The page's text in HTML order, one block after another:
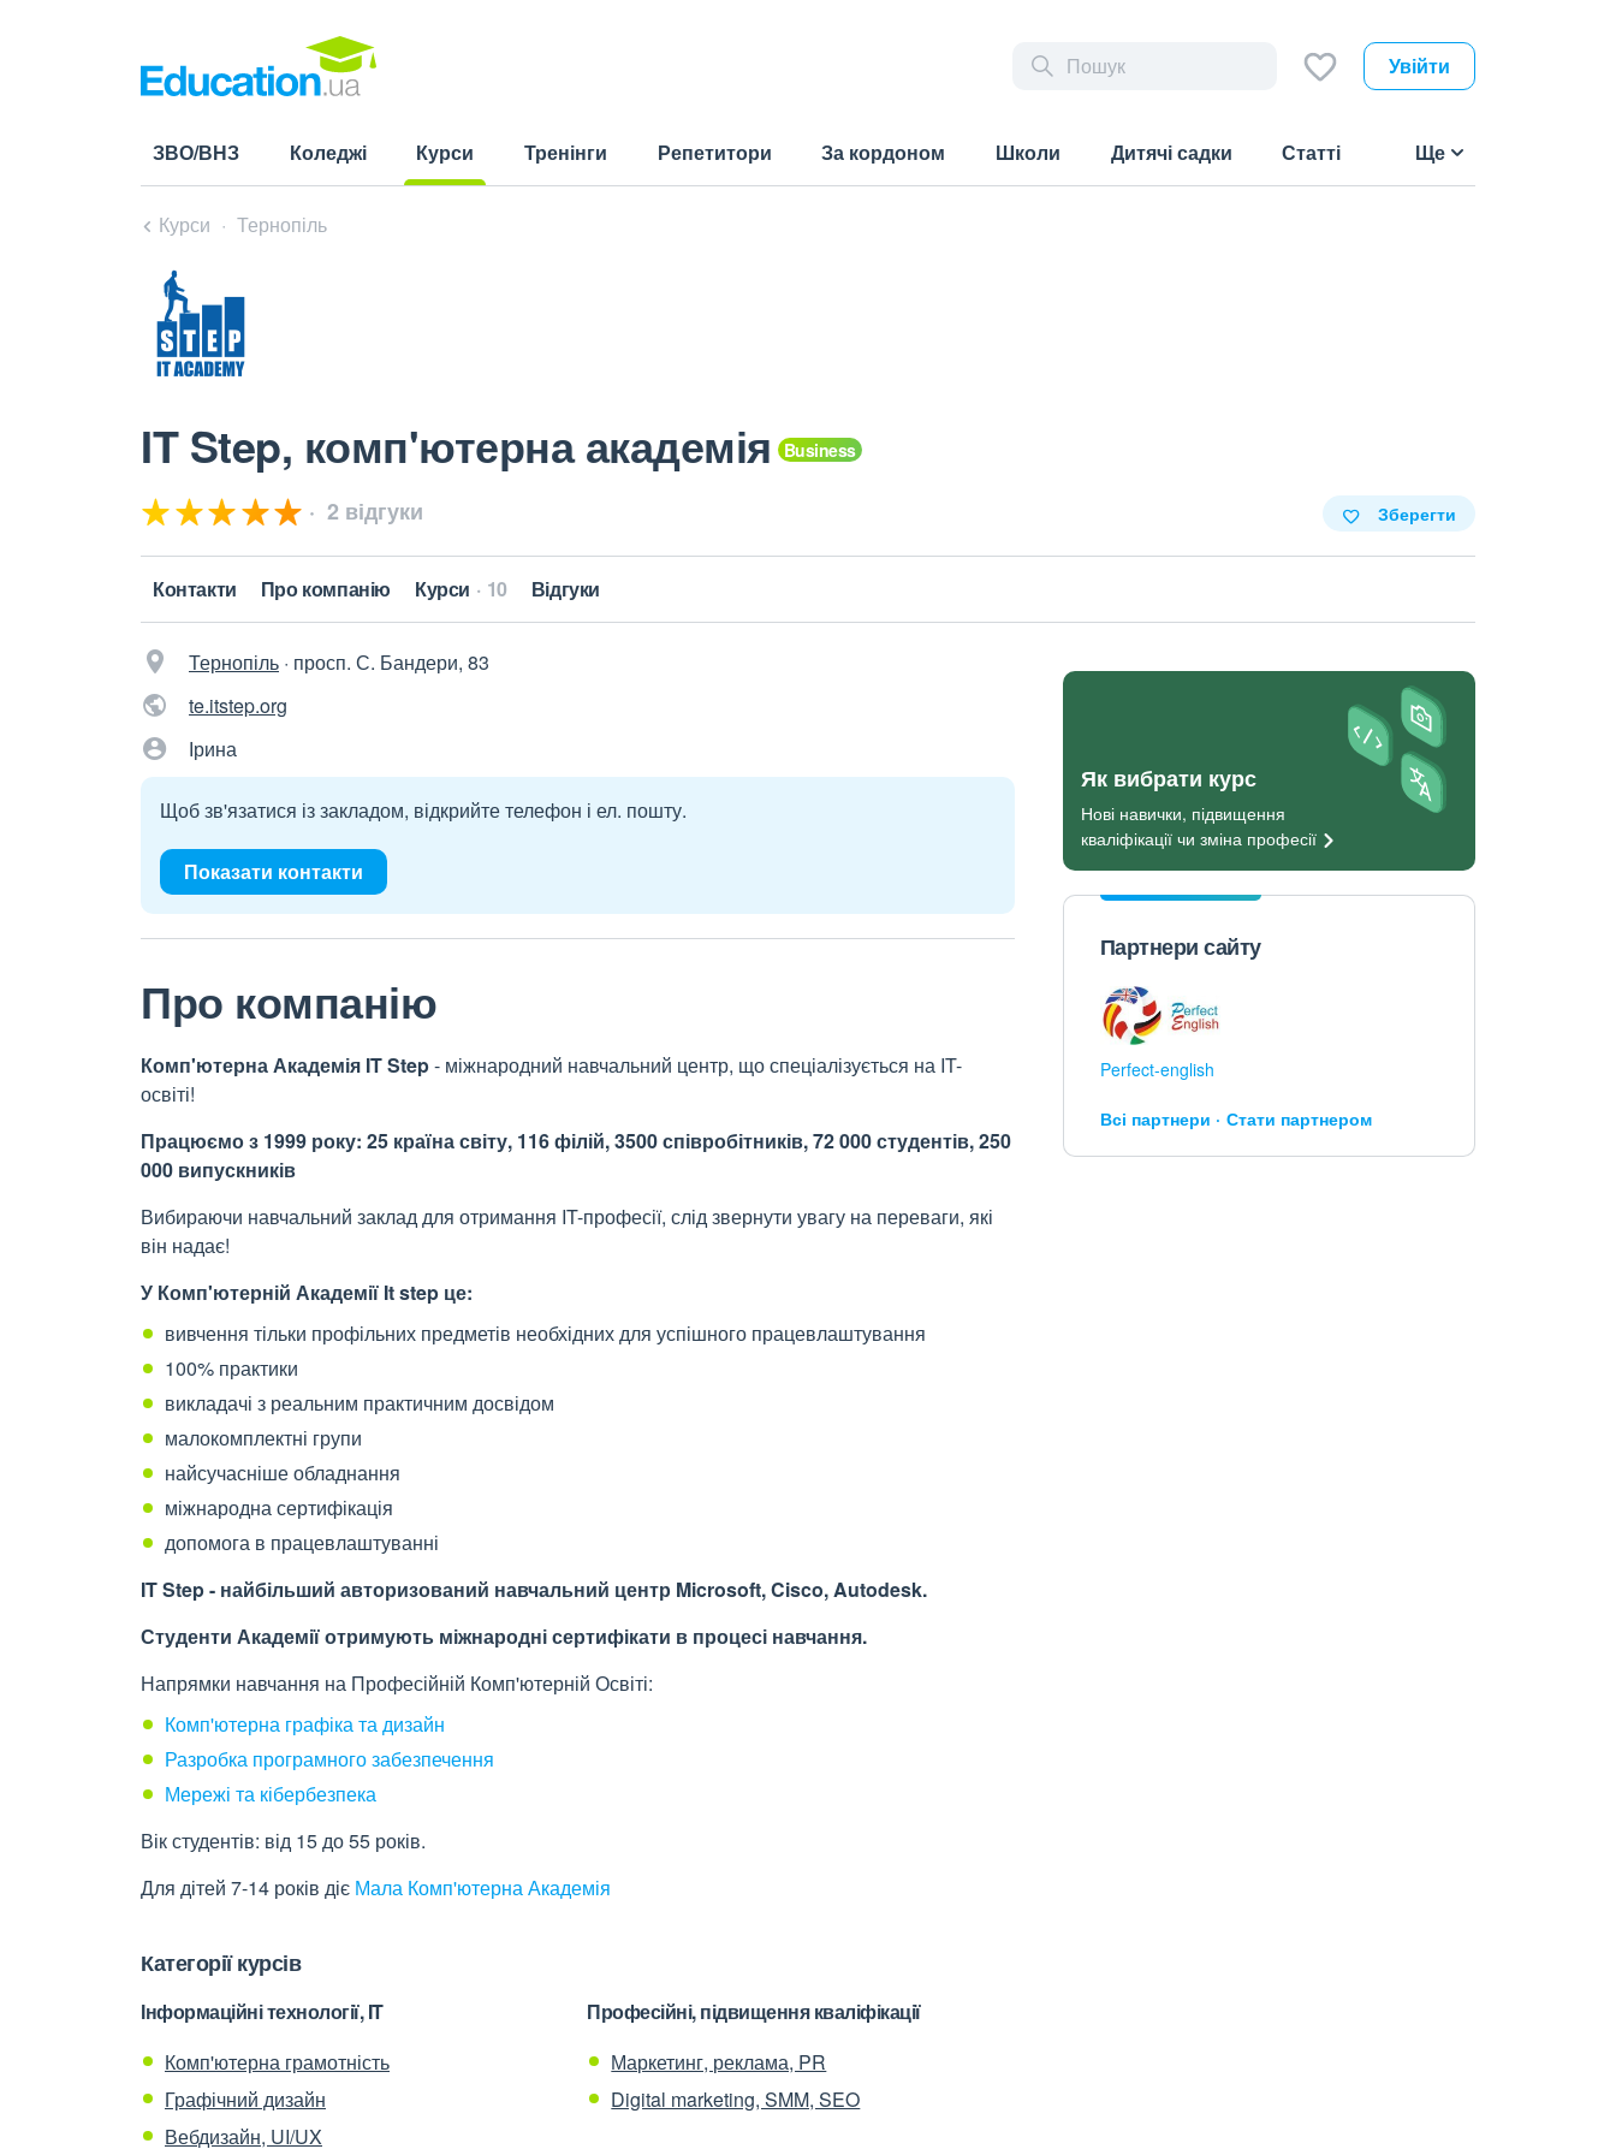
Увійти
ЗВО/ВНЗ Коледжі
Курси
Тренінги Репетитори За кордоном Школи Дитячі садки Статті Ще
Курси Тернопіль
IT Step, комп'ютерна академія
2 відгуки Зберегти
Контакти Про компанію Курси 10 Відгуки
Тернопіль · просп. С. Бандери, 83
te.itstep.org
Ірина
Щоб зв'язатися із закладом, відкрийте телефон і ел. пошту.
Показати контакти
Про компанію
Комп'ютерна Академія IT Step- міжнародний навчальний центр, що спеціалізується на IT-
освіті!
Працюємо з 1999 року: 25 країна світу, 116 філій, 3500 співробітників, 72 000 студентів, 250
000 випускників
Вибираючи навчальний заклад для отримання IT-професії, слід звернути увагу на переваги, які
він надає!
У Комп'ютерній Академії It step це:
вивчення тільки профільних предметів необхідних для успішного працевлаштування
100% практики
викладачі з реальним практичним досвідом
малокомплектні групи
найсучасніше обладнання
міжнародна сертифікація
допомога в працевлаштуванні
IT Step - найбільший авторизований навчальний центр Microsoft, Cisco, Autodesk.
Студенти Академії отримують міжнародні сертифікати в процесі навчання.
Напрямки навчання на Професійній Комп'ютерній Освіті:
Комп'ютерна графіка та дизайн
Разробка програмного забезпечення
Мережі та кібербезпека
Вік студентів: від 15 до 55 років.
Для дітей 7-14 років діє Мала Комп'ютерна Академія
Категорії курсів
Інформаційні технології, IT
Комп'ютерна грамотність
Графічний дизайн
Вебдизайн, UI/UX
Професійні, підвищення кваліфікації
Маркетинг, реклама, PR
Digital marketing, SMM, SEO
Як вибрати курс
Нові навички, підвищення
кваліфікації чи зміна професії
Партнери сайту
Perfect-english
Всі партнери Стати партнером